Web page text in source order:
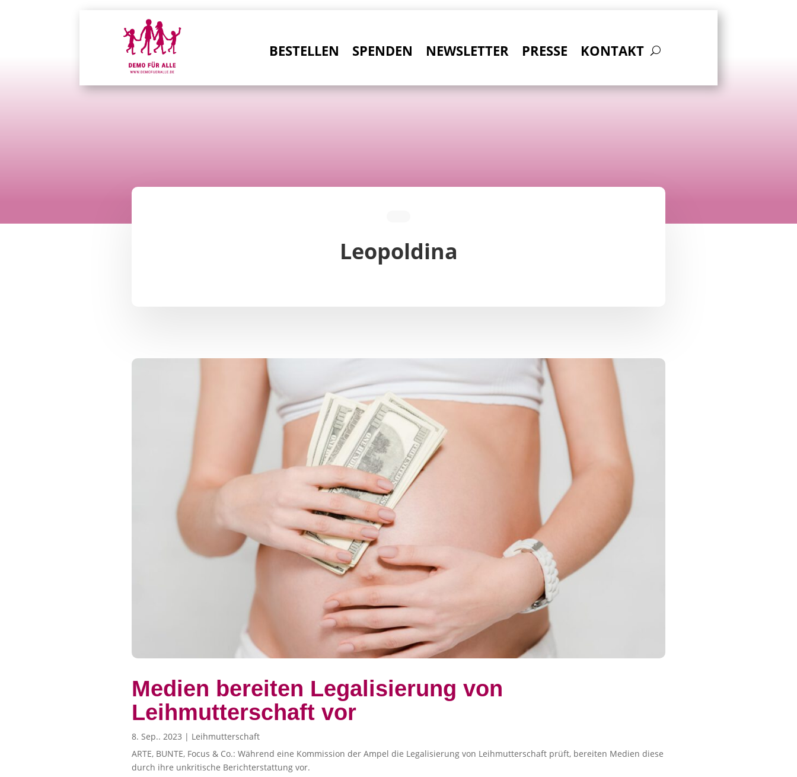
BESTELLEN SPENDEN NEWSLETTER PRESSE KONTAKT
Leopoldina
Medien bereiten Legalisierung von
Leihmutterschaft vor
8. Sep.. 2023 | Leihmutterschaft
ARTE, BUNTE, Focus & Co.: Während eine Kommission der Ampel die Legalisierung von Leihmutterschaft prüft, bereiten Medien diese
durch ihre unkritische Berichterstattung vor.